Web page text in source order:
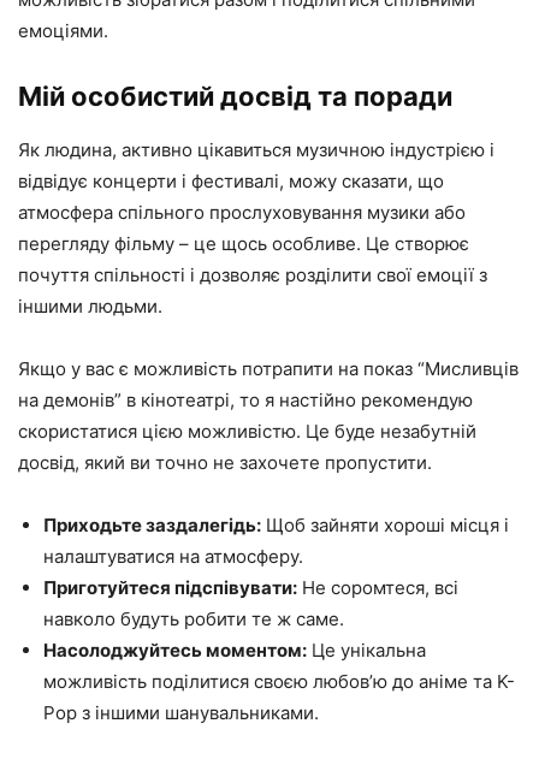
емоціями.
Мій особистий досвід та поради
Як людина, активно цікавиться музичною індустрією і
відвідує концерти і фестивалі, можу сказати, що
атмосфера спільного прослуховування музики або
перегляду фільму – це щось особливе. Це створює
почуття спільності і дозволяє розділити свої емоції з
іншими людьми.
Якщо у вас є можливість потрапити на показ “Мисливців
на демонів” в кінотеатрі, то я настійно рекомендую
скористатися цією можливістю. Це буде незабутній
досвід, який ви точно не захочете пропустити.
Приходьте заздалегідь: Щоб зайняти хороші місця і
налаштуватися на атмосферу.
Приготуйтеся підспівувати: Не соромтеся, всі
навколо будуть робити те ж саме.
Насолоджуйтесь моментом: Це унікальна
можливість поділитися своєю любов’ю до аніме та K-
Pop з іншими шанувальниками.